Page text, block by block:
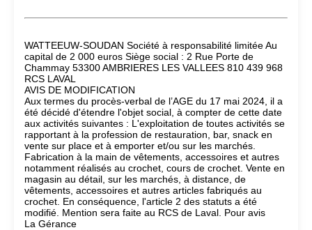
WATTEEUW-SOUDAN Société à responsabilité limitée Au
capital de 2 000 euros Siège social : 2 Rue Porte de
Chammay 53300 AMBRIERES LES VALLEES 810 439 968
RCS LAVAL
AVIS DE MODIFICATION
Aux termes du procès-verbal de l’AGE du 17 mai 2024, il a
été décidé d'étendre l'objet social, à compter de cette date
aux activités suivantes : L'exploitation de toutes activités se
rapportant à la profession de restauration, bar, snack en
vente sur place et à emporter et/ou sur les marchés.
Fabrication à la main de vêtements, accessoires et autres
notamment réalisés au crochet, cours de crochet. Vente en
magasin au détail, sur les marchés, à distance, de
vêtements, accessoires et autres articles fabriqués au
crochet. En conséquence, l'article 2 des statuts a été
modifié. Mention sera faite au RCS de Laval. Pour avis
La Gérance